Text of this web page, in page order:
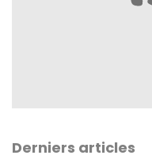
Derniers articles